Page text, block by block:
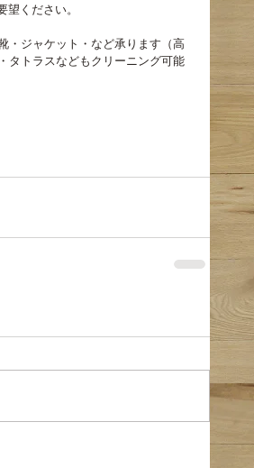
ください。
・ジャケット・など承ります（高
タトラスなどもクリーニング可能